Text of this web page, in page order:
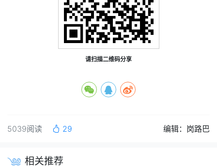
请扫描二维码分享
5039阅读 29 编辑：岗路巴
相关推荐